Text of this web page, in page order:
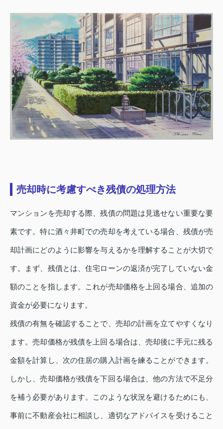
売却時に考慮すべき残債の処理方法
マンションを売却する際、残債の問題は見逃せない重要な要
素です。特に酒々井町での売却を考えている場合、残債が売
却計画にどのように影響を与えるかを理解することが大切で
す。まず、残債とは、住宅ローンの返済が完了していない金
額のことを指します。これが売却価格を上回る場合、追加の
資金が必要になります。
残債の有無を確認することで、売却の計画を立てやすくなり
ます。売却価格が残債を上回る場合は、売却後に手元に残る
金額を計算し、次の住居の購入計画を練ることができます。
しかし、売却価格が残債を下回る場合は、他の方法で不足分
を補う必要があります。このような状況を避けるためにも、
事前に不動産会社に相談し、適切なアドバイスを受けること